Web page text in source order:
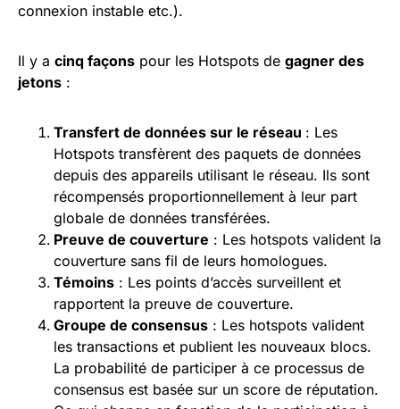
connexion instable etc.).
Il y a cinq façons pour les Hotspots de gagner des
jetons :
Transfert de données sur le réseau : Les
Hotspots transfèrent des paquets de données
depuis des appareils utilisant le réseau. Ils sont
récompensés proportionnellement à leur part
globale de données transférées.
Preuve de couverture : Les hotspots valident la
couverture sans fil de leurs homologues.
Témoins : Les points d’accès surveillent et
rapportent la preuve de couverture.
Groupe de consensus : Les hotspots valident
les transactions et publient les nouveaux blocs.
La probabilité de participer à ce processus de
consensus est basée sur un score de réputation.